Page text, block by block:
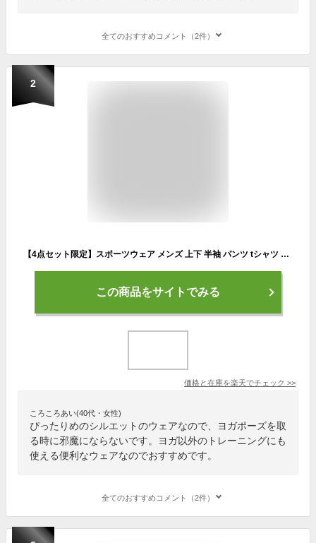
全てのおすすめコメント（2件）
2
【4点セット限定】スポーツウェア メンズ 上下 半袖 パンツ tシャツ 上下スポーツウェア ジャージ ジャージ上下トレーニングウェア ヨガウェア ジョギング マラソン アウトドア ランニングウェア ウォーキング ヨガウェア ジム ホットヨガウェア 上下セット
この商品をサイトでみる
価格と在庫を楽天でチェック >>
ころころあい(40代・女性)
ぴったりめのシルエットのウェアなので、ヨガポーズを取
る時に邪魔にならないです。ヨガ以外のトレーニングにも
使える便利なウェアなのでおすすめです。
全てのおすすめコメント（2件）